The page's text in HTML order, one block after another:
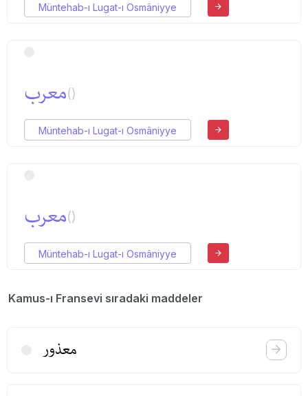
Müntehab-ı Lugat-ı Osmâniyye
معرب()
Müntehab-ı Lugat-ı Osmâniyye
معرب()
Müntehab-ı Lugat-ı Osmâniyye
Kamus-ı Fransevi sıradaki maddeler
معذور